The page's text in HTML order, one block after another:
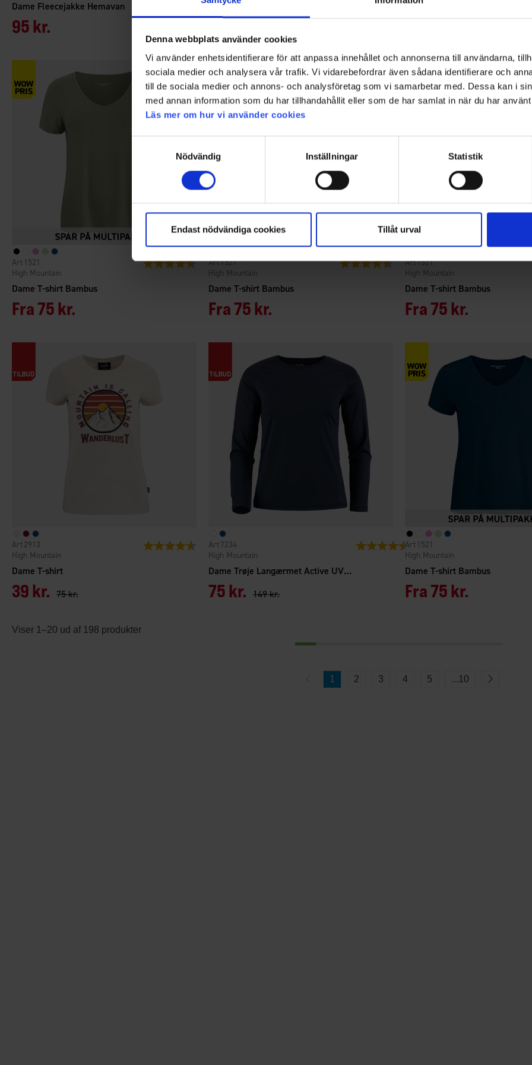
Denna webbplats använder cookies
Vi använder enhetsidentifierare för att anpassa innehållet och annonserna till användarna,
sociala medier och analysera vår trafik. Vi vidarebefordrar även sådana identifierare och
till de sociala medier och annons- och analysföretag som vi samarbetar med. Dessa kan i
med annan information som du har tillhandahållit eller som de har samlat in när du har
Läs mer om hur vi använder cookies
Nödvändig
Inställningar Statistik
Endast nödvändiga cookies Tillåt urval
Dame Fleecejakke Hemavan
95 kr.
Dame Fleecejakke Lofsdalen Dame Fleecejakke Lofsdalen
Dame T-shirt Bambus
High Mountain
1521
Fra75 kr.
Vurdering: 4.5 ud af 5 stjerner
Dame T-shirt Bambus
High Mountain
1521
Fra75 kr.
Vurdering: 4.5 ud af 5 stjerner
Dame T-shirt Bambus
High Mountain
1521
Fra75 kr.
Dame T-shirt
High Mountain
2913
39 kr. 75 kr.
Vurdering: 4.7 ud af 5 stjerner
Dame Trøje Langærmet Active UV+50
High Mountain
7234
75 kr. 149 kr.
Vurdering: 4.6 ud af 5 stjerner
Dame T-shirt Bambus
High Mountain
1521
Fra75 kr.
Viser 1–20 ud af 198 produkter
1 2 3 4 5 ...10